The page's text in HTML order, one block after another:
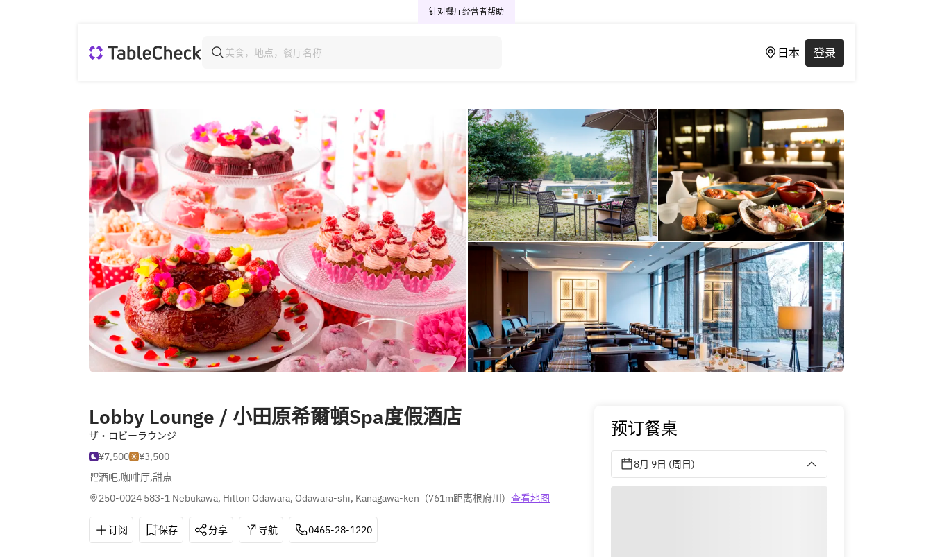
针对餐厅经营者帮助
日本 登录
Lobby Lounge / 小田原希爾頓Spa度假酒店
ザ・ロビーラウンジ
¥7,500
¥3,500
酒吧,咖啡厅,甜点
250-0024 583-1 Nebukawa, Hilton Odawara, Odawara-shi, Kanagawa-ken (761m距离根府川) 查看地图
订阅 保存 分享 导航 0465-28-1220
预订餐桌
8月 9日 (周日)